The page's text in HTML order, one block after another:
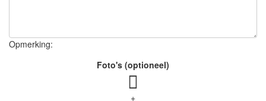
Opmerking:
Foto's (optioneel)
+